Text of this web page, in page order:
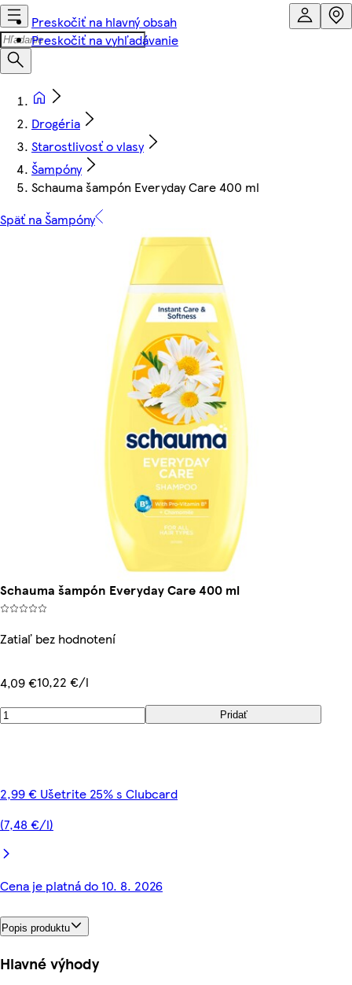
Preskočiť na hlavný obsah
Preskočiť na vyhľadávanie
Drogéria
Starostlivosť o vlasy
Šampóny
Schauma šampón Everyday Care 400 ml
Späť na Šampóny
Schauma šampón Everyday Care 400 ml
Zatiaľ bez hodnotení
4,09 €10,22 €/l
Pridať
2,99 € Ušetrite 25% s Clubcard
(7,48 €/l)
Cena je platná do 10. 8. 2026
Popis produktu
Hlavné výhody